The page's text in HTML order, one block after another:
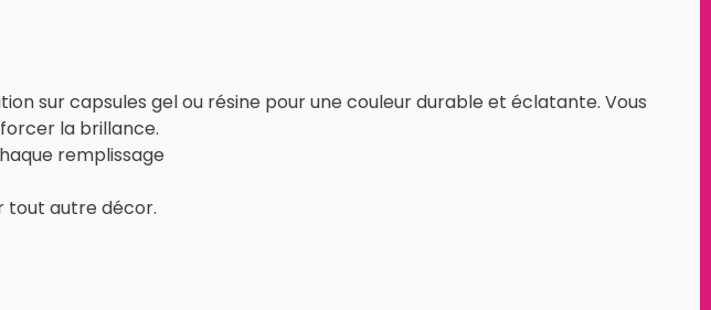
sur capsules gel ou résine pour une couleur durable et éclatante. Vous
la brillance.
remplissage
tout autre décor.